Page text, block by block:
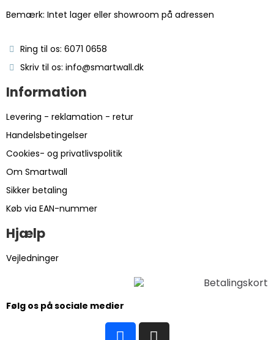
Bemærk: Intet lager eller showroom på adressen
Ring til os: 6071 0658
Skriv til os: info@smartwall.dk
Information
Levering - reklamation - retur
Handelsbetingelser
Cookies- og privatlivspolitik
Om Smartwall
Sikker betaling
Køb via EAN-nummer
Hjælp
Vejledninger
Følg os på sociale medier